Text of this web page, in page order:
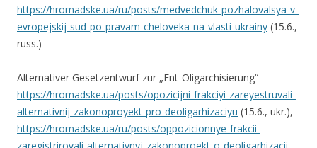
https://hromadske.ua/ru/posts/medvedchuk-pozhalovalsya-v-
evropejskij-sud-po-pravam-cheloveka-na-vlasti-ukrainy (15.6.,
russ.)
Alternativer Gesetzentwurf zur „Ent-Oligarchisierung“ –
https://hromadske.ua/posts/opozicijni-frakciyi-zareyestruvali-
alternativnij-zakonoproyekt-pro-deoligarhizaciyu (15.6., ukr.),
https://hromadske.ua/ru/posts/oppozicionnye-frakcii-